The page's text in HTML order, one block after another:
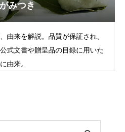
みつき
由来を解説。品質が保証され、
式文書や贈呈品の目録に用いた
由来。